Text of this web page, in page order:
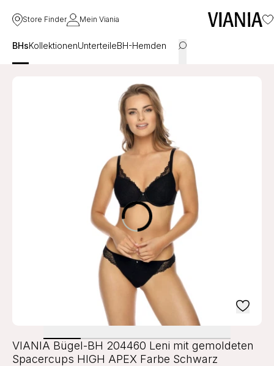
Store Finder Mein Viania
BHsKollektionenUnterteileBH-Hemden
VIANIA Bügel-BH 204460 Leni mit gemoldeten
Spacercups HIGH APEX Farbe Schwarz